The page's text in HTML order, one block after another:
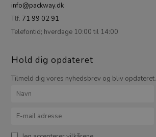
info@packway.dk
Tlf. 71 99 02 91
Telefontid; hverdage 10:00 til 14:00
Hold dig opdateret
Tilmeld dig vores nyhedsbrev og bliv opdateret.